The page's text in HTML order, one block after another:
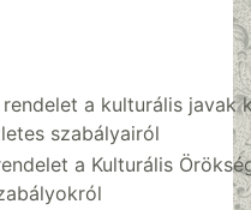
rendelet a kulturális javak
szabályairól
a Kulturális